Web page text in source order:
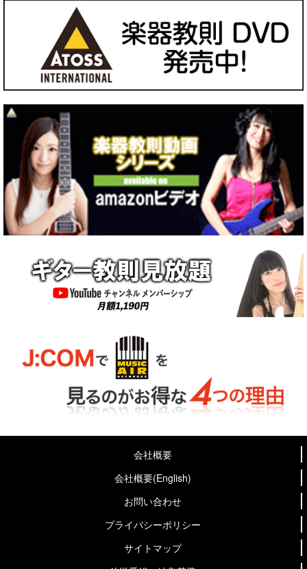
会社概要
会社概要(English)
お問い合わせ
プライバシーポリシー
サイトマップ